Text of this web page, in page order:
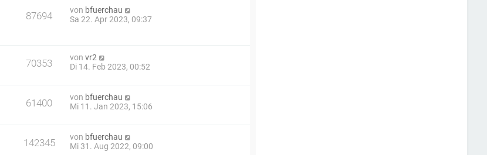
87694 von bfuerchau
Sa 22. Apr 2023, 09:37
70353 vonvr2
Di 14. Feb 2023, 00:52
61400 von bfuerchau
Mi 11. Jan 2023, 15:06
142345 von bfuerchau
Mi 31. Aug 2022, 09:00